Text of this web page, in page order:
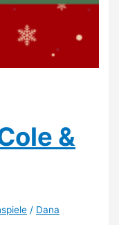
&
/ Dana